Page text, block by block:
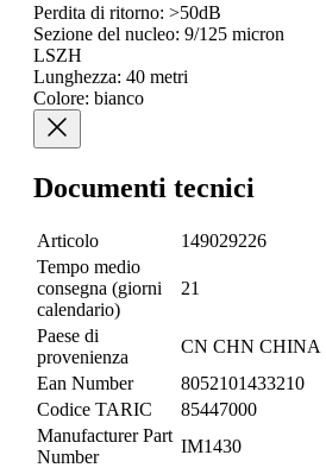
Perdita di ritorno: >50dB
Sezione del nucleo: 9/125 micron
LSZH
Lunghezza: 40 metri
Colore: bianco
Documenti tecnici
Articolo
149029226
Tempo medio
consegna (giorni
calendario)
21
Paese di
provenienza
CN CHN CHINA
Ean Number
8052101433210
Codice TARIC
85447000
Manufacturer Part
Number
IM1430